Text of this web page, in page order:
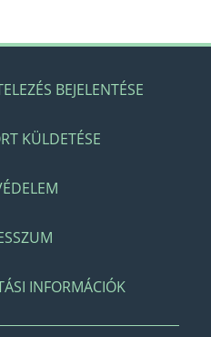
BEJELENTÉSE
KÜLDETÉSE
INFORMÁCIÓK